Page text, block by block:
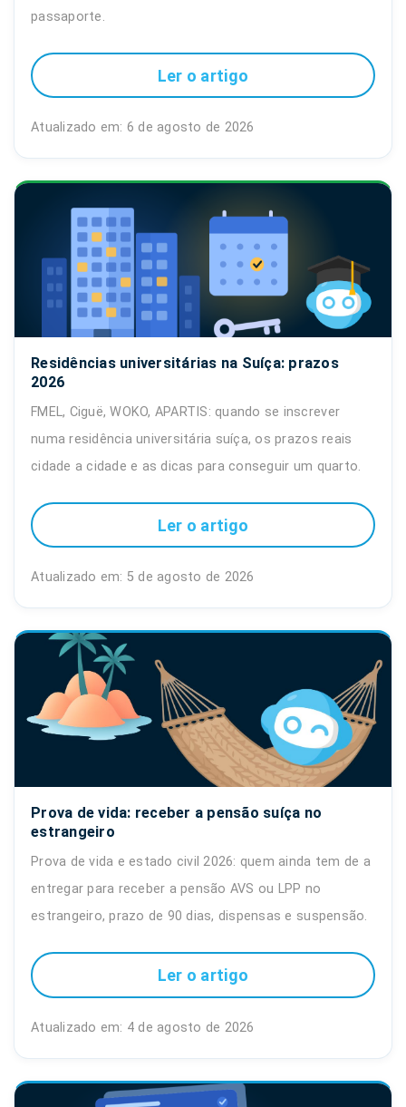
passaporte.
Ler o artigo
Atualizado em: 6 de agosto de 2026
Residências universitárias na Suíça: prazos
2026
FMEL, Ciguë, WOKO, APARTIS: quando se inscrever
numa residência universitária suíça, os prazos reais
cidade a cidade e as dicas para conseguir um quarto.
Ler o artigo
Atualizado em: 5 de agosto de 2026
Prova de vida: receber a pensão suíça no
estrangeiro
Prova de vida e estado civil 2026: quem ainda tem de a
entregar para receber a pensão AVS ou LPP no
estrangeiro, prazo de 90 dias, dispensas e suspensão.
Ler o artigo
Atualizado em: 4 de agosto de 2026